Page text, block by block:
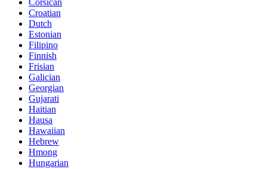
Croatian
Dutch
Estonian
Filipino
Finnish
Frisian
Galician
Georgian
Gujarati
Haitian
Hausa
Hawaiian
Hebrew
Hmong
Hungarian